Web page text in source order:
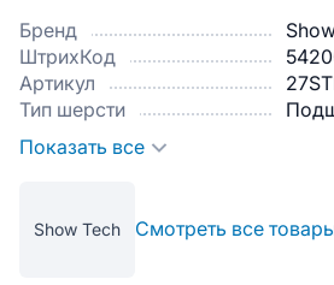
Бренд
ШтрихКод
Артикул
Тип шерсти
Показать все
Show Tech Смотреть все